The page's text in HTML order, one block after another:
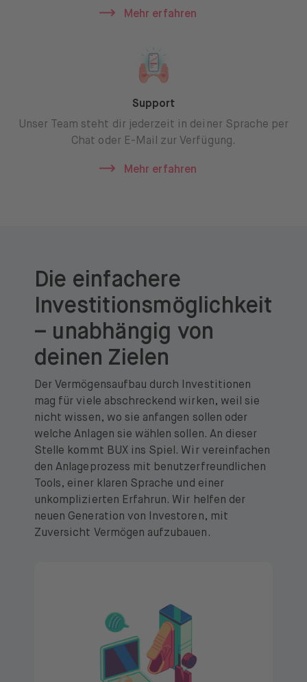
Mehr erfahren
Support
Unser Team steht dir jederzeit in deiner Sprache per
Chat oder E-Mail zur Verfügung.
Mehr erfahren
Die einfachere
Investitionsmöglichkeit
– unabhängig von
deinen Zielen
Der Vermögensaufbau durch Investitionen
mag für viele abschreckend wirken, weil sie
nicht wissen, wo sie anfangen sollen oder
welche Anlagen sie wählen sollen. An dieser
Stelle kommt BUX ins Spiel. Wir vereinfachen
den Anlageprozess mit benutzerfreundlichen
Tools, einer klaren Sprache und einer
unkomplizierten Erfahrun. Wir helfen der
neuen Generation von Investoren, mit
Zuversicht Vermögen aufzubauen.